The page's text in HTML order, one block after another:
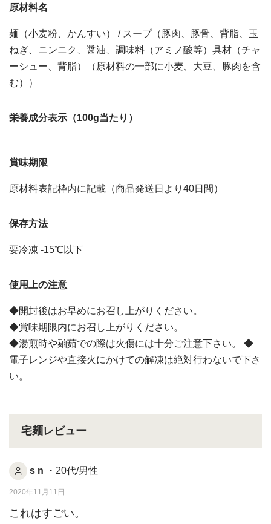
原材料名
麺（小麦粉、かんすい） / スープ（豚肉、豚骨、背脂、玉
ねぎ、ニンニク、醤油、調味料（アミノ酸等）具材（チャ
ーシュー、背脂）（原材料の一部に小麦、大豆、豚肉を含
む））
栄養成分表示（100g当たり）
賞味期限
原材料表記枠内に記載（商品発送日より40日間）
保存方法
要冷凍 -15℃以下
使用上の注意
◆開封後はお早めにお召し上がりください。
◆賞味期限内にお召し上がりください。
◆湯煎時や麺茹での際は火傷には十分ご注意下さい。 ◆
電子レンジや直接火にかけての解凍は絶対行わないで下さ
い。
宅麺レビュー
s n ・20代/男性
2020年11月11日
これはすごい。